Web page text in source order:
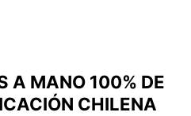
A MANO 100% DE
CHILENA